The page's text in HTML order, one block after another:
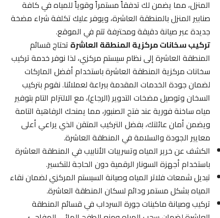
المنزل، مما يضمن لك تدفقاً مستمراً وقوياً للمياه في كافة
صنابير المنزل بالمنطقة العاشرة، ويوفر عليك تكلفة شراء مضخة
جديدة عبر صيانة دقيقة ومحترفة تتم في الموقع.
تركيب سخانات مركزية المنطقة العاشرةتحتاج قسائم
المنطقة العاشرة إلى نظام سيستم مركزي، لذا نوفر خدمة تركيب
سخانات مركزية المنطقة العاشرة باستخدام أفضل الماركات
لضمان جودة الخدمات المقدمة ببراعة لعملائنا. نقوم بتركيب
السخان وتوصيل مضخات التدوير (الرجاع)، مع الالتزام التام بتوفير
مياه ساخنة فورية عند فتح الصنبور، مما يمنحك الرفاهية التامة
ويضمن أمان عائلتك، بفضل التركيب المتقن الذي يراعي أعلى
معايير الجودة والسلامة في المنطقة العاشرة.
الكشف عن خرير المياه وتسريبات الأنابيب في المنطقة العاشرة
باستخدام أجهزة السونار الرقمية دون الحاجة للتكسير.
تبديل شمعات فلاتر المياه وصيانة السيستم المركزي لضمان نقاء
المياه بشكل مستمر ودائم لسكان المنطقة العاشرة.
تركيب وصيانة ماكينات جورة السرداب في قسائم المنطقة